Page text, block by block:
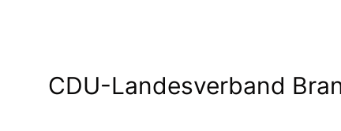
CDU-Landesverband